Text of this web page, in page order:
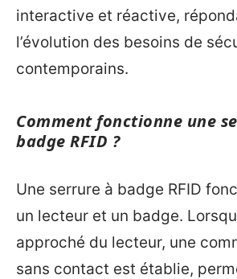
interactive et réactive,
l’évolution des besoins de
contemporains.
Comment fonctionne une
badge RFID ?
Une serrure à badge RFID
un lecteur et un badge.
approché du lecteur, une
sans contact est établie,